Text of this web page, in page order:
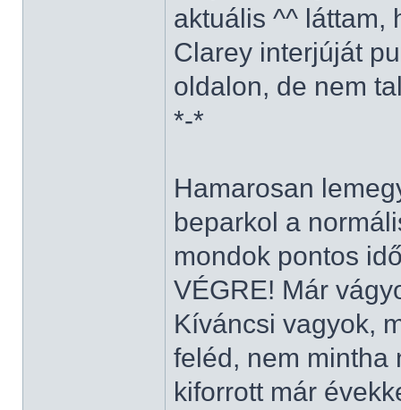
aktuális ^^ láttam,
Clarey interjúját
oldalon, de nem
*-*
Hamarosan
beparkol a
mondok pontos
VÉGRE! Már
Kíváncsi vagyok,
feléd, nem mintha
kiforrott már